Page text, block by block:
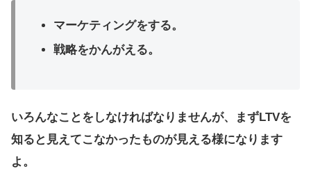
マーケティングをする。
戦略をかんがえる。
いろんなことをしなければなりませんが、まずLTVを
知ると見えてこなかったものが見える様になります
よ。